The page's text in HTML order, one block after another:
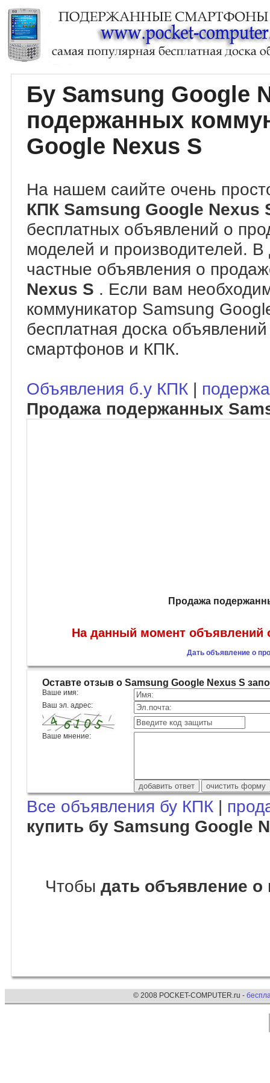
Бу Samsung Google
подержанных
Google Nexus S
На нашем саийте очень
КПК Samsung Google Nexus
бесплатных объявлений о
моделей и производителей.
частные объявления о
Nexus S . Если вам
коммуникатор Samsung
бесплатная доска
смартфонов и КПК.
Объявления б.у КПК |
Продажа подержанных
Продажа
На данный момент объявлений
Дать объявление о
Оставте отзыв о Samsung Google Nexus S
Ваше имя:
Ваш эл. адрес:
Ваше мнение:
Все объявления бу КПК |
купить бу Samsung Google
Чтобы дать объявление о
© 2008 POCKET-COMPUTER.ru -